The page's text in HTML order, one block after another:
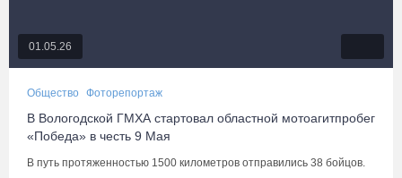
01.05.26
Общество Фоторепортаж
В Вологодской ГМХА стартовал областной мотоагитпробег
«Победа» в честь 9 Мая
В путь протяженностью 1500 километров отправились 38 бойцов.